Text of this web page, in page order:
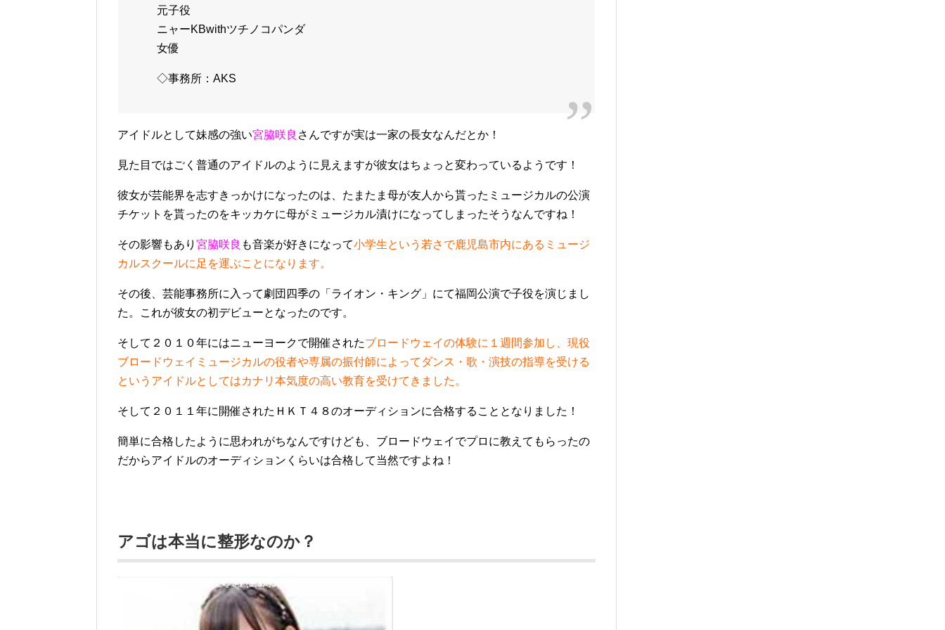
元子役
ニャーKBwithツチノコパンダ
女優
◇事務所：AKS
アイドルとして妹感の強い宮脇咲良 さんですが実は一家の長女なんだとか！
見た目ではごく普通のアイドルのように見えますが彼女はちょっと変わっているようです！
彼女が芸能界を志すきっかけになったのは、たまたま母が友人から貰ったミュージカルの公演
チケットを貰ったのをキッカケに母がミュージカル漬けになってしまったそうなんですね！
その影響もあり 宮脇咲良 も音楽が好きになって小学生という若さで鹿児島市内にあるミュージ
カルスクールに足を運ぶことになります。
その後、芸能事務所に入って劇団四季の「ライオン・キング」にて福岡公演で子役を演じまし
た。これが彼女の初デビューとなったのです。
そして２０１０年にはニューヨークで開催されたブロードウェイの体験に１週間参加し、現役
ブロードウェイミュージカルの役者や専属の振付師によってダンス・歌・演技の指導を受ける
というアイドルとしてはカナリ本気度の高い教育を受けてきました。
そして２０１１年に開催されたＨＫＴ４８のオーディションに合格することとなりました！
簡単に合格したように思われがちなんですけども、ブロードウェイでプロに教えてもらったの
だからアイドルのオーディションくらいは合格して当然ですよね！
アゴは本当に整形なのか？